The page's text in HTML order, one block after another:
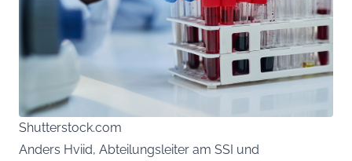
Shutterstock.com
Anders Hviid, Abteilungsleiter am SSI und